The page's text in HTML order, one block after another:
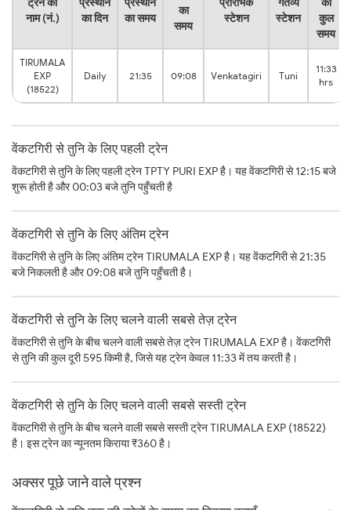
नाम (नं.)
का दिन
का समय
का
समय
स्टेशन
स्टेशन
कुल
समय
TIRUMALA
EXP
(18522)
Daily 21:35 09:08 Venkatagiri Tuni
11:33
hrs
वेंकटगिरी से तुनि के लिए पहली ट्रेन
वेंकटगिरी से तुनि के लिए पहली ट्रेन TPTY PURI EXP है। यह वेंकटगिरी से 12:15 बजे
शुरू होती है और 00:03 बजे तुनि पहुँचती है
वेंकटगिरी से तुनि के लिए अंतिम ट्रेन
वेंकटगिरी से तुनि के लिए अंतिम ट्रेन TIRUMALA EXP है। यह वेंकटगिरी से 21:35
बजे निकलती है और 09:08 बजे तुनि पहुँचती है।
वेंकटगिरी से तुनि के लिए चलने वाली सबसे तेज़ ट्रेन
वेंकटगिरी से तुनि के बीच चलने वाली सबसे तेज़ ट्रेन TIRUMALA EXP है। वेंकटगिरी
से तुनि की कुल दूरी 595 किमी है, जिसे यह ट्रेन केवल 11:33 में तय करती है।
वेंकटगिरी से तुनि के लिए चलने वाली सबसे सस्ती ट्रेन
वेंकटगिरी से तुनि के बीच चलने वाली सबसे सस्ती ट्रेन TIRUMALA EXP (18522)
है। इस ट्रेन का न्यूनतम किराया ₹360 है।
अक्सर पूछे जाने वाले प्रश्न